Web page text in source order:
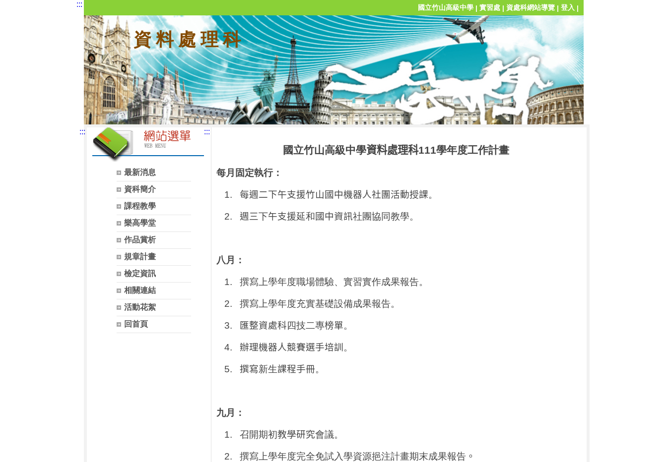
::: 國立竹山高級中學| 實習處| 資處科網站導覽| 登入 |
資 料 處 理 科
:::
最新消息
資科簡介
課程教學
樂高學堂
作品賞析
規章計畫
檢定資訊
相關連結
活動花絮
回首頁
:::
國立竹山高級中學資料處理科111學年度工作計畫
每月固定執行：
1. 每週二下午支援竹山國中機器人社團活動授課。
2. 週三下午支援延和 國中資訊社團協同教學。
八月：
1. 撰寫上學年度職場體驗、實習實作成果報告。
2. 撰寫上學年度充實基礎設備成果報告。
3. 匯整資處科四技二專榜單。
4. 辦理機器人競賽選手培訓 。
5. 撰寫新生課程手冊。
九月：
1. 召開期初教學研究會議。
2. 撰寫上學年度完全免試入學資源挹注計畫期末成果報告。